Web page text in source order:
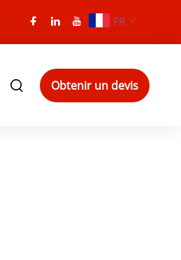
FR
Obtenir un devis